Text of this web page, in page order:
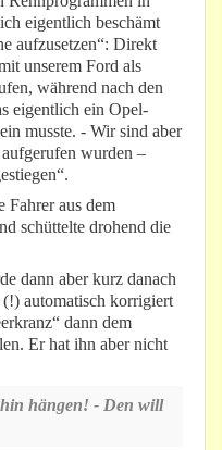
eigentlich beschämt
aufzusetzen“: Direkt
unserem Ford als
während nach den
eigentlich ein Opel-
musste. - Wir sind aber
wurden –
Fahrer aus dem
schüttelte drohend die
dann aber kurz danach
automatisch korrigiert
dann dem
Er hat ihn aber nicht
hängen! - Den will